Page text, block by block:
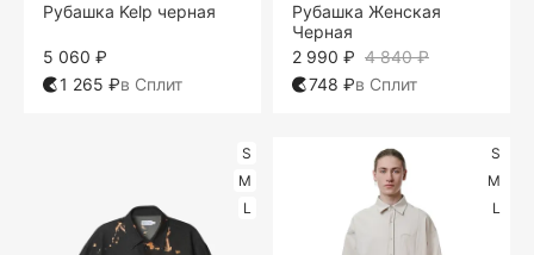
Рубашка Kelp черная
5 060 ₽
1 265 ₽в Сплит
Рубашка Женская
Черная
4 840 ₽
2 990 ₽
748 ₽в Сплит
S
M
L
S
M
L